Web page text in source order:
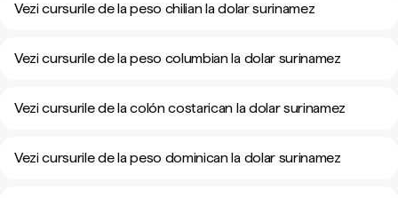
Vezi cursurile de la peso chilian la dolar surinamez
Vezi cursurile de la peso columbian la dolar surinamez
Vezi cursurile de la colón costarican la dolar surinamez
Vezi cursurile de la peso dominican la dolar surinamez